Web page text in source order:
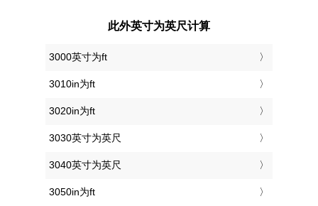
此外英寸为英尺计算
3000英寸为ft
3010in为ft
3020in为ft
3030英寸为英尺
3040英寸为英尺
3050in为ft